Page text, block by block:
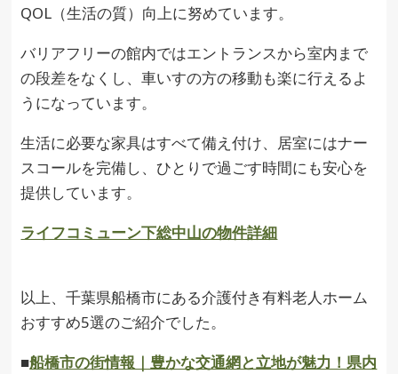
QOL（生活の質）向上に努めています。
バリアフリーの館内ではエントランスから室内まで
の段差をなくし、車いすの方の移動も楽に行えるよ
うになっています。
生活に必要な家具はすべて備え付け、居室にはナー
スコールを完備し、ひとりで過ごす時間にも安心を
提供しています。
ライフコミューン下総中山の物件詳細
以上、千葉県船橋市にある介護付き有料老人ホーム
おすすめ5選のご紹介でした。
■船橋市の街情報｜豊かな交通網と立地が魅力！県内